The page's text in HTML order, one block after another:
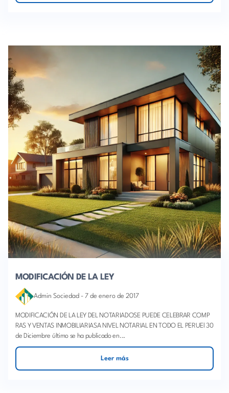
MODIFICACIÓN DE LA LEY
Admin Sociedad - 7 de enero de 2017
MODIFICACIÓN DE LA LEY DEL NOTARIADOSE PUEDE CELEBRAR COMP
RAS Y VENTAS INMOBILIARIASA NIVEL NOTARIAL EN TODO EL PERUEl 30
de Diciembre último se ha publicado en...
Leer más